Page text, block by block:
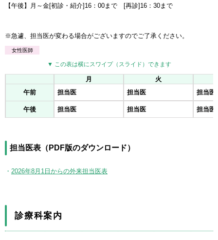
【午後】月～金[初診・紹介]16：00まで [再診]16：30まで
急遽、担当医が変わる場合がございますのでご了承ください。
女性医師
▼ この表は横にスワイプ（スライド）できます
月
火
午前
担当医 担当医 担当医
午後 担当医 担当医 担当医
担当医表（PDF版のダウンロード）
2026年8月1日からの外来担当医表
診療科案内